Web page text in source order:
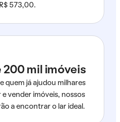
573,00.
200 mil imóveis
quem já ajudou milhares
vender imóveis, nossos
a encontrar o lar ideal.